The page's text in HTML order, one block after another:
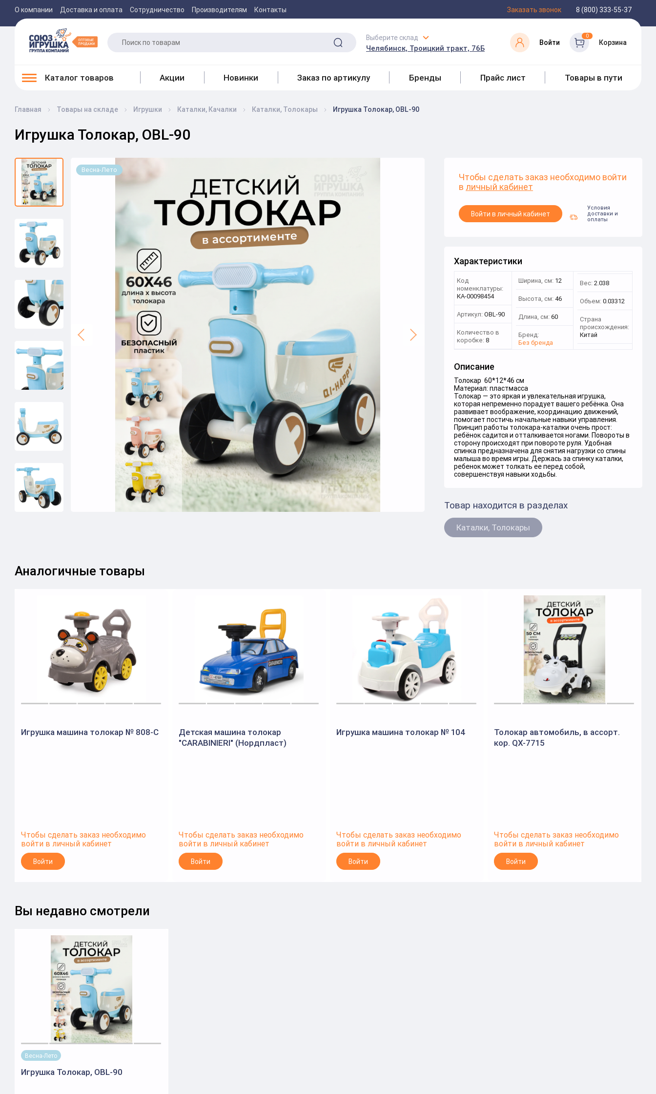
О компании Доставка и оплата Сотрудничество Производителям Контакты Заказать звонок 8 (800) 333-55-37
Выберите склад
Челябинск, Троицкий тракт, 76Б
Войти
0
Корзина
Каталог товаров Акции Новинки Заказ по артикулу Бренды Прайс лист Товары в пути
Главная Товары на складе Игрушки Каталки, Качалки Каталки, Толокары Игрушка Толокар, OBL-90
Игрушка Толокар, OBL-90
Весна-Лето
Чтобы сделать заказ необходимо войти
в личный кабинет
Войти в личный кабинет
Условия
доставки и
оплаты
Характеристики
Код
номенклатуры:
КА-00098454
Артикул: OBL-90
Количество в
коробке: 8
Ширина, см: 12
Высота, см: 46
Длина, см: 60
Бренд:
Без бренда
Вес: 2.038
Объем: 0.03312
Страна
происхождения:
Китай
Описание
Толокар 60*12*46 см
Материал: пластмасса
Толокар — это яркая и увлекательная игрушка,
которая непременно порадует вашего ребёнка. Она
развивает воображение, координацию движений,
помогает постичь начальные навыки управления.
Принцип работы толокара-каталки очень прост:
ребёнок садится и отталкивается ногами. Повороты в
сторону происходят при повороте руля. Удобная
спинка предназначена для снятия нагрузки со спины
малыша во время игры. Держась за спинку каталки,
ребенок может толкать ее перед собой,
совершенствуя навыки ходьбы.
Товар находится в разделах
Каталки, Толокары
Аналогичные товары
Игрушка машина толокар № 808-С
Чтобы сделать заказ необходимо
войти в личный кабинет
Войти
Детская машина толокар
"CARABINIERI" (Нордпласт)
Чтобы сделать заказ необходимо
войти в личный кабинет
Войти
Игрушка машина толокар № 104
Чтобы сделать заказ необходимо
войти в личный кабинет
Войти
Толокар автомобиль, в ассорт.
кор. QX-7715
Чтобы сделать заказ необходимо
войти в личный кабинет
Войти
Вы недавно смотрели
Весна-Лето
Игрушка Толокар, OBL-90